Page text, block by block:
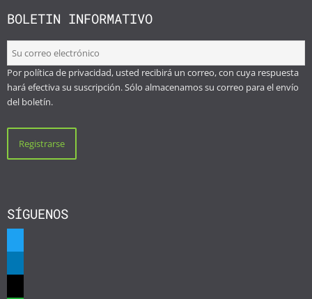
BOLETIN INFORMATIVO
Por política de privacidad, usted recibirá un correo, con cuya respuesta
hará efectiva su suscripción. Sólo almacenamos su correo para el envío
del boletín.
SÍGUENOS